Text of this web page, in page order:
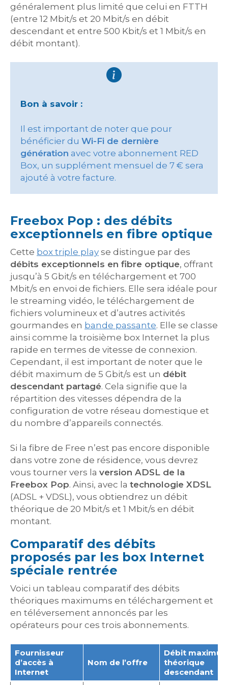
généralement plus limité que celui en FTTH
(entre 12 Mbit/s et 20 Mbit/s en débit
descendant et entre 500 Kbit/s et 1 Mbit/s en
débit montant).
Bon à savoir :
Il est important de noter que pour
bénéficier du Wi-Fi de dernière
génération avec votre abonnement RED
Box, un supplément mensuel de 7 € sera
ajouté à votre facture.
Freebox Pop : des débits
exceptionnels en fibre optique
Cette box triple play se distingue par des
débits exceptionnels en fibre optique, offrant
jusqu’à 5 Gbit/s en téléchargement et 700
Mbit/s en envoi de fichiers. Elle sera idéale pour
le streaming vidéo, le téléchargement de
fichiers volumineux et d’autres activités
gourmandes en bande passante. Elle se classe
ainsi comme la troisième box Internet la plus
rapide en termes de vitesse de connexion.
Cependant, il est important de noter que le
débit maximum de 5 Gbit/s est un débit
descendant partagé. Cela signifie que la
répartition des vitesses dépendra de la
configuration de votre réseau domestique et
du nombre d’appareils connectés.
Si la fibre de Free n’est pas encore disponible
dans votre zone de résidence, vous devrez
vous tourner vers la version ADSL de la
Freebox Pop. Ainsi, avec la technologie XDSL
(ADSL + VDSL), vous obtiendrez un débit
théorique de 20 Mbit/s et 1 Mbit/s en débit
montant.
Comparatif des débits
proposés par les box Internet
spéciale rentrée
Voici un tableau comparatif des débits
théoriques maximums en téléchargement et
en téléversement annoncés par les
opérateurs pour ces trois abonnements.
Fournisseur
d’accès à
Internet
Nom de l’offre
Débit
théorique
descendant